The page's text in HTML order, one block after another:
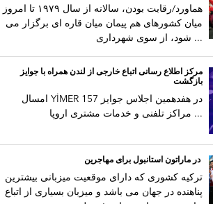
هماورد/رقابت بودن، سالانه از سال ۱۹۷۹ تا امروز
میان کشورهای هم پیمان میان قاره ای برگزار می
شود، از سوی شهرداری ...
مرکز اطلاع رسانی اتباع خارجی از لندن همراه با جوایز
بازگشت
امسال YİMER 157 در هفدهمین اجلاس جوایز
مراکز تلفنی و خدمات مشتری اروپا ...
در ماراتون استانبول برای مهاجرین
ترکیه کشوری که دارای موقعیت میزبانی بیشترین
پناهنده در جهان می باشد و میزبان بسیاری از اتباع